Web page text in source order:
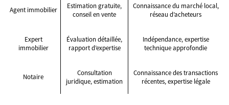
Agent immobilier
Estimation gratuite,
conseil en vente
Connaissance du marché local,
réseau d’acheteurs
Expert
immobilier
Évaluation détaillée,
rapport d’expertise
Indépendance, expertise
technique approfondie
Notaire
Consultation
juridique, estimation
Connaissance des transactions
récentes, expertise légale